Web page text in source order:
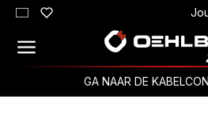
Ga naar de hoofdinhoud
GA NAAR DE